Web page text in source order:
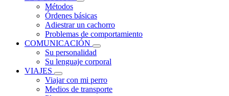
Métodos
Órdenes básicas
Adiestrar un cachorro
Problemas de comportamiento
COMUNICACIÓN
Su personalidad
Su lenguaje corporal
VIAJES
Viajar con mi perro
Medios de transporte